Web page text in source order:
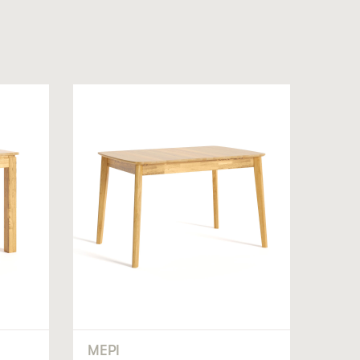
МЕРІ